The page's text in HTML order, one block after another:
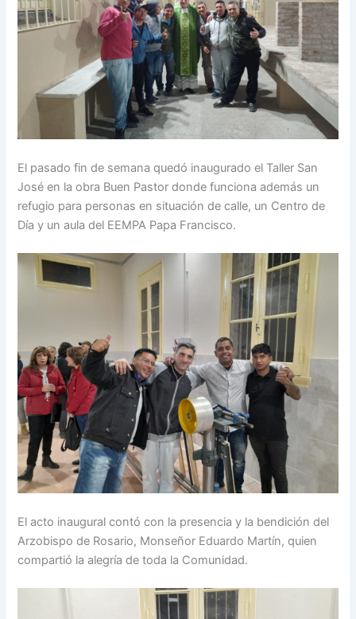
El pasado fin de semana quedó inaugurado el Taller San
José en la obra Buen Pastor donde funciona además un
refugio para personas en situación de calle, un Centro de
Día y un aula del EEMPA Papa Francisco.
El acto inaugural contó con la presencia y la bendición del
Arzobispo de Rosario, Monseñor Eduardo Martín, quien
compartió la alegría de toda la Comunidad.